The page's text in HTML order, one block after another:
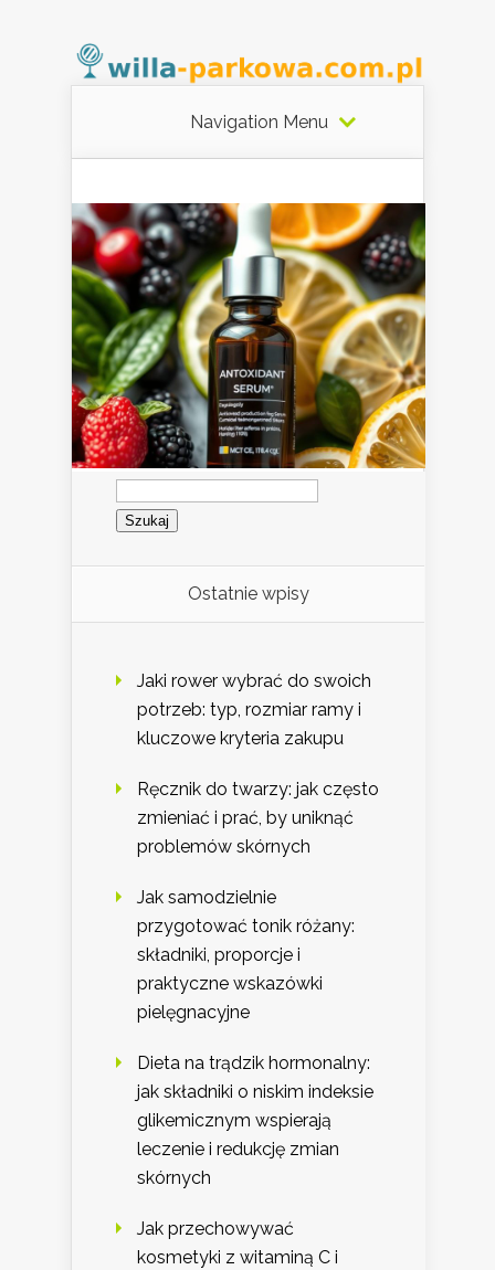
Navigation Menu
Szukaj:
Ostatnie wpisy
Jaki rower wybrać do swoich
potrzeb: typ, rozmiar ramy i
kluczowe kryteria zakupu
Ręcznik do twarzy: jak często
zmieniać i prać, by uniknąć
problemów skórnych
Jak samodzielnie
przygotować tonik różany:
składniki, proporcje i
praktyczne wskazówki
pielęgnacyjne
Dieta na trądzik hormonalny:
jak składniki o niskim indeksie
glikemicznym wspierają
leczenie i redukcję zmian
skórnych
Jak przechowywać
kosmetyki z witaminą C i